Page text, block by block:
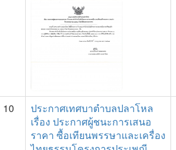
10
ประกาศเทศบาตำบลปลาโหล
เรื่อง ประกาศผู้ชนะการเสนอ
ราคา ซื้อเทียนพรรษาและเครื่อง